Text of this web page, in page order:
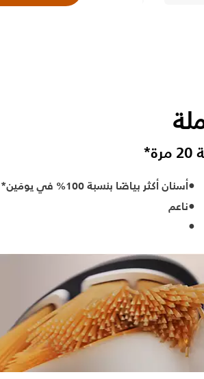
أسنان أكثر بياضًا بنسبة 100% في يومَين*
ناعم